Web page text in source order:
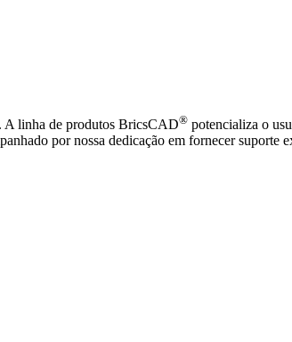
A linha de produtos BricsCAD® potencializa o
por nossa dedicação em fornecer suporte